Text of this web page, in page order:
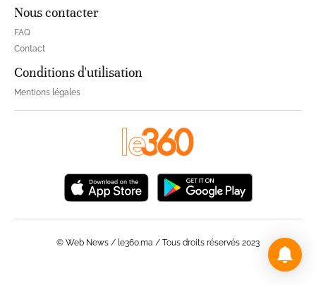
Nous contacter
FAQ
Contact
Conditions d'utilisation
Mentions légales
© Web News / le360.ma / Tous droits réservés 2023